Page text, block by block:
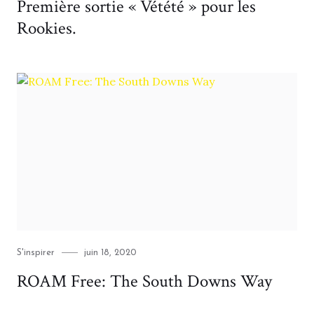
Première sortie « Vétété » pour les
Rookies.
Category
S'inspirer
Posted
juin 18, 2020
ROAM Free: The South Downs Way